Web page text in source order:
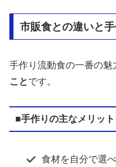
市販食との違いと
手作り流動食の一番の魅
ことです。
■手作りの主なメリット
食材を自分で選